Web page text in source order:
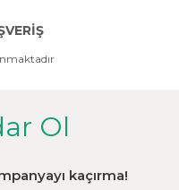
Ol
kaçırma!